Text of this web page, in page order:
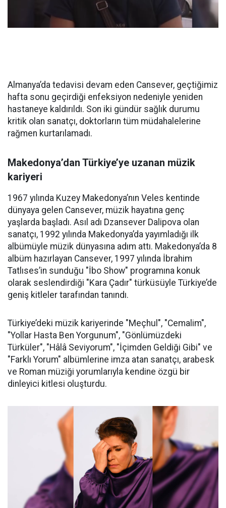
Almanya’da tedavisi devam eden Cansever, geçtiğimiz
hafta sonu geçirdiği enfeksiyon nedeniyle yeniden
hastaneye kaldırıldı. Son iki gündür sağlık durumu
kritik olan sanatçı, doktorların tüm müdahalelerine
rağmen kurtarılamadı.
Makedonya’dan Türkiye’ye uzanan müzik
kariyeri
1967 yılında Kuzey Makedonya’nın Veles kentinde
dünyaya gelen Cansever, müzik hayatına genç
yaşlarda başladı. Asıl adı Dzansever Dalipova olan
sanatçı, 1992 yılında Makedonya’da yayımladığı ilk
albümüyle müzik dünyasına adım attı. Makedonya’da 8
albüm hazırlayan Cansever, 1997 yılında İbrahim
Tatlıses’in sunduğu "İbo Show" programına konuk
olarak seslendirdiği "Kara Çadır" türküsüyle Türkiye’de
geniş kitleler tarafından tanındı.
Türkiye’deki müzik kariyerinde "Meçhul", "Cemalim",
"Yollar Hasta Ben Yorgunum", "Gönlümüzdeki
Türküler", "Hâlâ Seviyorum", "İçimden Geldiği Gibi" ve
"Farklı Yorum" albümlerine imza atan sanatçı, arabesk
ve Roman müziği yorumlarıyla kendine özgü bir
dinleyici kitlesi oluşturdu.